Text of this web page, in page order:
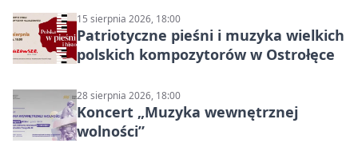
15 sierpnia 2026, 18:00
Patriotyczne pieśni i muzyka wielkich
polskich kompozytorów w Ostrołęce
28 sierpnia 2026, 18:00
Koncert „Muzyka wewnętrznej
wolności”